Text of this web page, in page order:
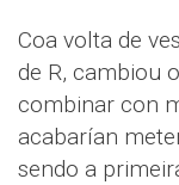
Coa volta de
de R, cambiou
combinar con
acabarían
sendo a